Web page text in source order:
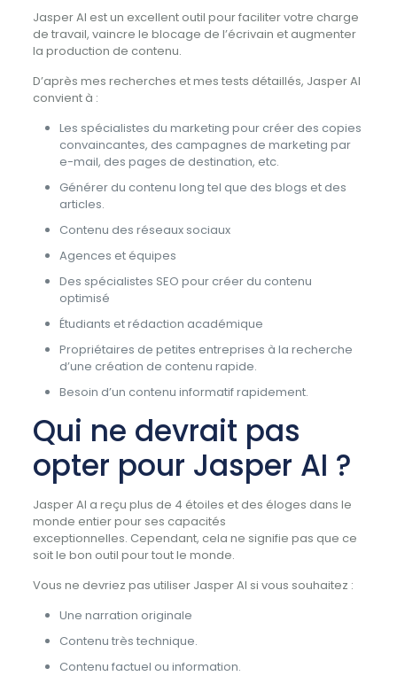
Jasper AI est un excellent outil pour faciliter votre charge
de travail, vaincre le blocage de l’écrivain et augmenter
la production de contenu.
D’après mes recherches et mes tests détaillés, Jasper AI
convient à :
Les spécialistes du marketing pour créer des copies
convaincantes, des campagnes de marketing par
e-mail, des pages de destination, etc.
Générer du contenu long tel que des blogs et des
articles.
Contenu des réseaux sociaux
Agences et équipes
Des spécialistes SEO pour créer du contenu
optimisé
Étudiants et rédaction académique
Propriétaires de petites entreprises à la recherche
d’une création de contenu rapide.
Besoin d’un contenu informatif rapidement.
Qui ne devrait pas
opter pour Jasper AI ?
Jasper AI a reçu plus de 4 étoiles et des éloges dans le
monde entier pour ses capacités
exceptionnelles. Cependant, cela ne signifie pas que ce
soit le bon outil pour tout le monde.
Vous ne devriez pas utiliser Jasper AI si vous souhaitez :
Une narration originale
Contenu très technique.
Contenu factuel ou information.